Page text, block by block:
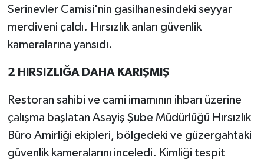
Serinevler Camisi'nin gasilhanesindeki seyyar
merdiveni çaldı. Hırsızlık anları güvenlik
kameralarına yansıdı.
2 HIRSIZLIĞA DAHA KARIŞMIŞ
Restoran sahibi ve cami imamının ihbarı üzerine
çalışma başlatan Asayiş Şube Müdürlüğü Hırsızlık
Büro Amirliği ekipleri, bölgedeki ve güzergahtaki
güvenlik kameralarını inceledi. Kimliği tespit